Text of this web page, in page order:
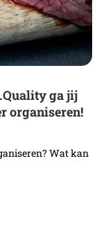
ga jij
organiseren!
Wat kan